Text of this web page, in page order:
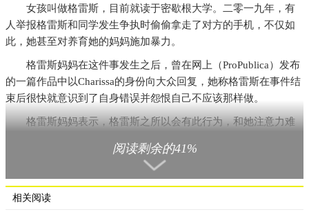
女孩叫做格雷斯，目前就读于密歇根大学。二零一九年，有
人举报格雷斯和同学发生争执时偷偷拿走了对方的手机，不仅如
此，她甚至对养育她的妈妈施加暴力。
格雷斯妈妈在这件事发生之后，曾在网上（ProPublica）发布
的一篇作品中以Charissa的身份向大众回复，她称格雷斯在事件结
束后很快就意识到了自身错误并怨恨自己不应该那样做。
格雷斯妈妈表示，格雷斯之所以会有此行为，和她注意力难
当地时间四月，相关部门对此事给出了处理决定，玛丽•艾伦•
布伦南是负责本案的法官，当格雷斯听到他宣布自己将被送去少
阅读剩余的41%
相关阅读